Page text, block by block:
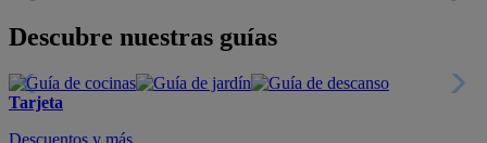
Descubre nuestras guías
Tarjeta
Descuentos y más